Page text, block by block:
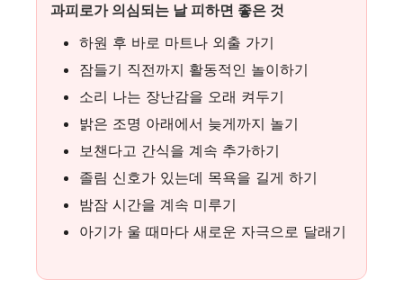
과피로가 의심되는 날 피하면 좋은 것
하원 후 바로 마트나 외출 가기
잠들기 직전까지 활동적인 놀이하기
소리 나는 장난감을 오래 켜두기
밝은 조명 아래에서 늦게까지 놀기
보챈다고 간식을 계속 추가하기
졸림 신호가 있는데 목욕을 길게 하기
밤잠 시간을 계속 미루기
아기가 울 때마다 새로운 자극으로 달래기